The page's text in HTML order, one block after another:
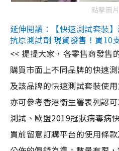
點擊圖
延伸閱讀：【快速測試套裝
抗原測試劑 現貨發售！買10
<< 提提大家，各零售商發售
購買市面上不同品牌的快速
及該品牌的快速測試套裝使
亦可參考香港衞生署表列認
測試、歐盟2019冠狀病毒病
買前留意訂購平台的使用條